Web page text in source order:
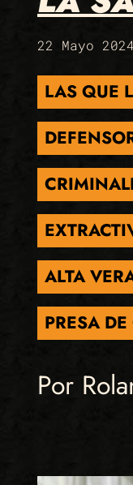
22 Mayo 2024
LAS QUE
ALTA
PRESA
Por